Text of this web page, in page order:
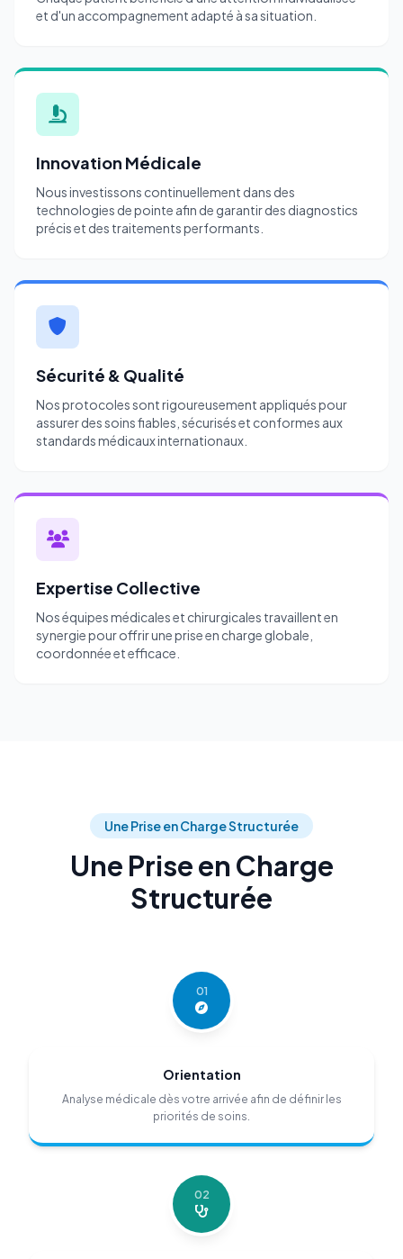
et d'un accompagnement adapté à sa situation.
Innovation Médicale
Nous investissons continuellement dans des
technologies de pointe afin de garantir des diagnostics
précis et des traitements performants.
Sécurité & Qualité
Nos protocoles sont rigoureusement appliqués pour
assurer des soins fiables, sécurisés et conformes aux
standards médicaux internationaux.
Expertise Collective
Nos équipes médicales et chirurgicales travaillent en
synergie pour offrir une prise en charge globale,
coordonnée et efficace.
Une Prise en Charge Structurée
Une Prise en Charge
Structurée
01
Orientation
Analyse médicale dès votre arrivée afin de définir les
priorités de soins.
02